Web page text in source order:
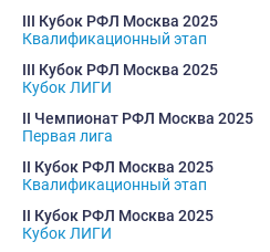
III Кубок РФЛ Москва 2025
Квалификационный этап
III Кубок РФЛ Москва 2025
Кубок ЛИГИ
II Чемпионат РФЛ Москва 2025
Первая лига
II Кубок РФЛ Москва 2025
Квалификационный этап
II Кубок РФЛ Москва 2025
Кубок ЛИГИ